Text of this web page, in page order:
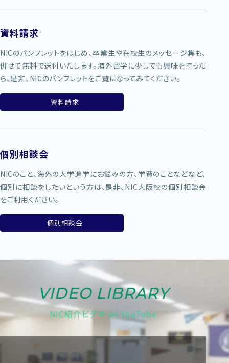
資料請求
NICのパンフレットをはじめ、卒業生や在校生のメッセージ集も、
併せて無料で送付いたします。海外留学に少しでも興味を持った
ら、是非、NICのパンフレットをご覧になってみてください。
資料請求
個別相談会
NICのこと、海外の大学進学にお悩みの方、学費のことなどなど、
個別に相談をしたいという方は、是非、NIC大阪校の個別相談会
をご利用ください。
個別相談会
VIDEO LIBRARY
NIC紹介ビデオ on YouTube